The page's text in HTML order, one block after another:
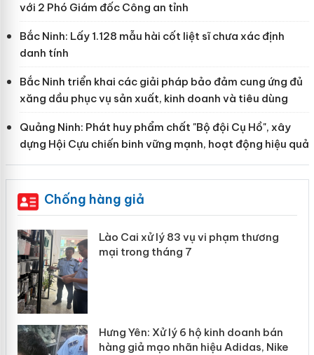
với 2 Phó Giám đốc Công an tỉnh
Bắc Ninh: Lấy 1.128 mẫu hài cốt liệt sĩ chưa xác định
danh tính
Bắc Ninh triển khai các giải pháp bảo đảm cung ứng đủ
xăng dầu phục vụ sản xuất, kinh doanh và tiêu dùng
Quảng Ninh: Phát huy phẩm chất "Bộ đội Cụ Hồ", xây
dựng Hội Cựu chiến binh vững mạnh, hoạt động hiệu quả
Chống hàng giả
Lào Cai xử lý 83 vụ vi phạm thương
mại trong tháng 7
Hưng Yên: Xử lý 6 hộ kinh doanh bán
hàng giả mạo nhãn hiệu Adidas, Nike